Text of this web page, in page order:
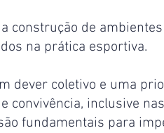
construção de
na prática esportiva.
dever coletivo e uma
convivência, inclusive
fundamentais para